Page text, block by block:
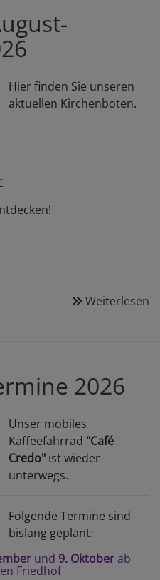
Hier finden Sie unseren
aktuellen Kirchenboten.
Weiterlesen
2026
Unser mobiles
Kaffeefahrrad "Café
Credo" ist wieder
unterwegs.
Folgende Termine sind
bislang geplant:
und 9. Oktoberab
Friedhof